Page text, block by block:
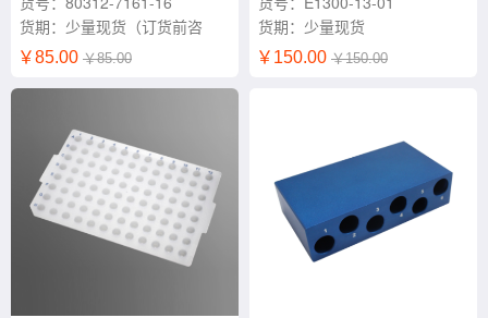
货期：少量现货（订货前咨
询）
￥85.00 ￥85.00
货期：少量现货
￥150.00 ￥150.00